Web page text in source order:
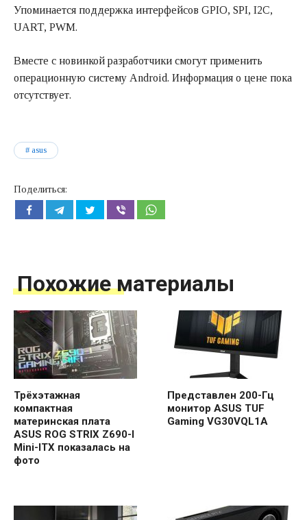
Упоминается поддержка интерфейсов GPIO, SPI, I2C,
UART, PWM.
Вместе с новинкой разработчики смогут применить
операционную систему Android. Информация о цене пока
отсутствует.
asus
Поделиться:
Похожие материалы
Трёхэтажная
компактная
материнская плата
ASUS ROG STRIX Z690-I
Mini-ITX показалась на
фото
Представлен 200-Гц
монитор ASUS TUF
Gaming VG30VQL1A